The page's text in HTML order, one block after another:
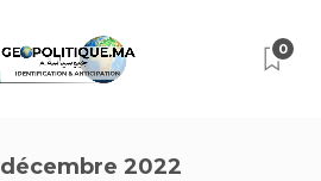
0
décembre 2022